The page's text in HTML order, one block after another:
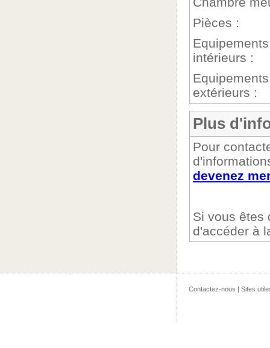
Pièces :
Equipements
intérieurs :
Equipements
extérieurs :
Plus
Pour
devenez
Si vous êtes
d'accéder à
Contactez-nous | Sites